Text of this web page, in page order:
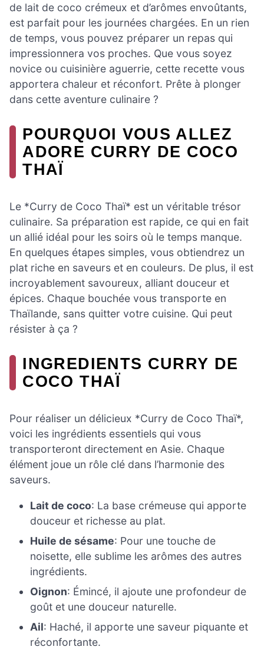
de lait de coco crémeux et d’arômes envoûtants,
est parfait pour les journées chargées. En un rien
de temps, vous pouvez préparer un repas qui
impressionnera vos proches. Que vous soyez
novice ou cuisinière aguerrie, cette recette vous
apportera chaleur et réconfort. Prête à plonger
dans cette aventure culinaire ?
POURQUOI VOUS ALLEZ
ADORE CURRY DE COCO
THAÏ
Le *Curry de Coco Thaï* est un véritable trésor
culinaire. Sa préparation est rapide, ce qui en fait
un allié idéal pour les soirs où le temps manque.
En quelques étapes simples, vous obtiendrez un
plat riche en saveurs et en couleurs. De plus, il est
incroyablement savoureux, alliant douceur et
épices. Chaque bouchée vous transporte en
Thaïlande, sans quitter votre cuisine. Qui peut
résister à ça ?
INGREDIENTS CURRY DE
COCO THAÏ
Pour réaliser un délicieux *Curry de Coco Thaï*,
voici les ingrédients essentiels qui vous
transporteront directement en Asie. Chaque
élément joue un rôle clé dans l’harmonie des
saveurs.
Lait de coco: La base crémeuse qui apporte
douceur et richesse au plat.
Huile de sésame: Pour une touche de
noisette, elle sublime les arômes des autres
ingrédients.
Oignon: Émincé, il ajoute une profondeur de
goût et une douceur naturelle.
Ail: Haché, il apporte une saveur piquante et
réconfortante.